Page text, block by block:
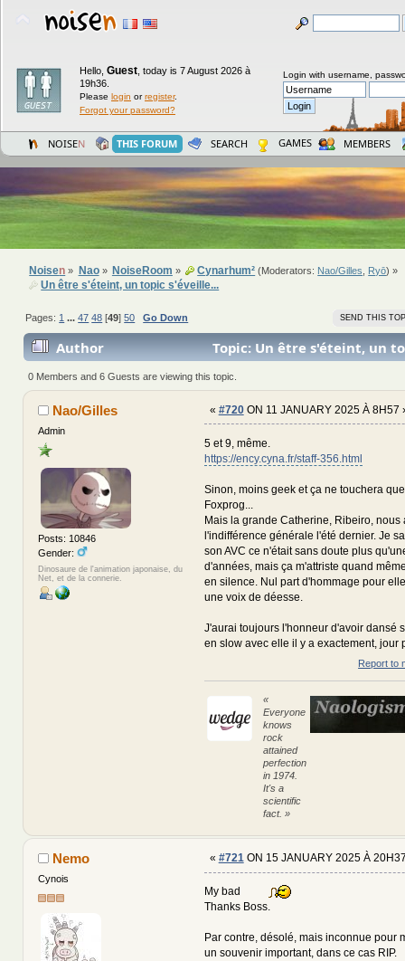
Hello, Guest today is 7 August 2026 à
19h36.
Please login orregister.
Forgot your password?
Login with username,
NOISEN THIS FORUM SEARCH GAMES MEMBERS
Noisen » Nao» NoiseRoom » Cynarhum² (Moderators: Nao/Gilles Ryō) »
Un être s'éteint, un topic s'éveille...
SEND THIS
Pages: 1 ...47 48 [49]50 Go Down
Author
Topic: Un être s'éteint, un
(Read 1177563 times)
0 Members and 6 Guests are viewing this topic.
Nao/Gilles
Admin
Posts: 10846
Gender:
Dinosaure de l'animation japonaise, du
Net, et de la connerie.
« #720ON 11 JANUARY 2025 À 8H57
5 et 9, même.
https://ency.cyna.fr/staff-356.html
Sinon, moins geek et ça ne touchera
Foxprog...
Mais la grande Catherine, Ribeiro, nous
l'indifférence générale l'été dernier. Je
son AVC ce n'était sans doute plus
d'années, mais ça m'attriste quand
en silence. Nul part d'hommage pour
une voix de déesse.
J'aurai toujours l'honneur d'avoir dansé
en slow avec elle il y a exactement, jour
Report to
«
Everyone
knows
rock
attained
perfection
in 1974.
It's a
scientific
fact. »
Nemo
Cynois
« #721ON 15 JANUARY 2025 À
My bad
Thanks Boss.
Par contre, désolé, mais inconnue pour
un souvenir important, dans ce cas RIP.